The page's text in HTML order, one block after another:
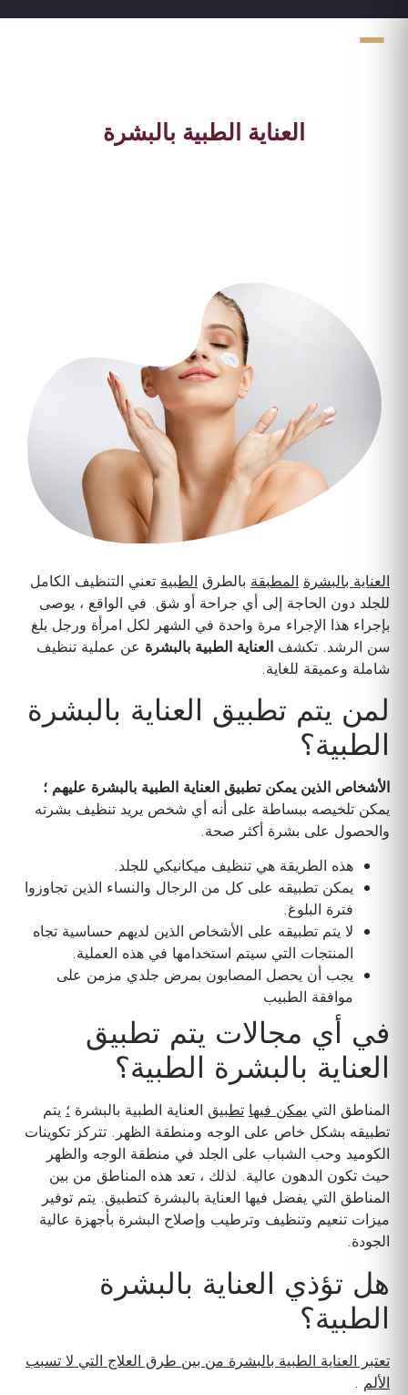
العناية الطبية بالبشرة
العناية بالبشرة المطبقة بالطرق الطبية تعني التنظيف الكامل
للجلد دون الحاجة إلى أي جراحة أو شق. في الواقع ، يوصى
بإجراء هذا الإجراء مرة واحدة في الشهر لكل امرأة ورجل بلغ
سن الرشد. تكشف العناية الطبية بالبشرة عن عملية تنظيف
شاملة وعميقة للغاية.
لمن يتم تطبيق العناية بالبشرة
الطبية؟
الأشخاص الذين يمكن تطبيق العناية الطبية بالبشرة عليهم ؛
يمكن تلخيصه ببساطة على أنه أي شخص يريد تنظيف بشرته
والحصول على بشرة أكثر صحة.
هذه الطريقة هي تنظيف ميكانيكي للجلد.
يمكن تطبيقه على كل من الرجال والنساء الذين تجاوزوا
فترة البلوغ.
لا يتم تطبيقه على الأشخاص الذين لديهم حساسية تجاه
المنتجات التي سيتم استخدامها في هذه العملية.
يجب أن يحصل المصابون بمرض جلدي مزمن على
موافقة الطبيب
في أي مجالات يتم تطبيق
العناية بالبشرة الطبية؟
المناطق التي يمكن فيها تطبيق العناية الطبية بالبشرة ؛ يتم
تطبيقه بشكل خاص على الوجه ومنطقة الظهر. تتركز تكوينات
الكوميد وحب الشباب على الجلد في منطقة الوجه والظهر
حيث تكون الدهون عالية. لذلك ، تعد هذه المناطق من بين
المناطق التي يفضل فيها العناية بالبشرة كتطبيق. يتم توفير
ميزات تنعيم وتنظيف وترطيب وإصلاح البشرة بأجهزة عالية
الجودة.
هل تؤذي العناية بالبشرة
الطبية؟
تعتبر العناية الطبية بالبشرة من بين طرق العلاج التي لا تسبب
الألم .